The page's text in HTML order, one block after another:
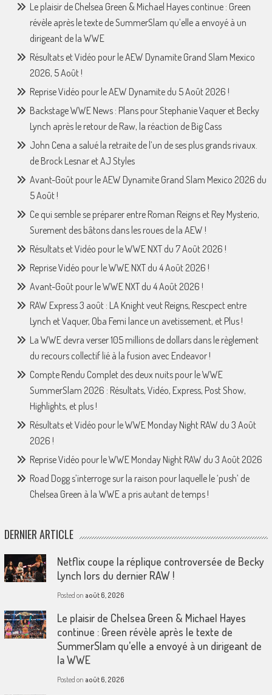
Le plaisir de Chelsea Green & Michael Hayes continue : Green
révèle après le texte de SummerSlam qu’elle a envoyé à un
dirigeant de la WWE
Résultats et Vidéo pour le AEW Dynamite Grand Slam Mexico
2026, 5 Août !
Reprise Vidéo pour le AEW Dynamite du 5 Août 2026 !
Backstage WWE News : Plans pour Stephanie Vaquer et Becky
Lynch après le retour de Raw, la réaction de Big Cass
John Cena a salué la retraite de l’un de ses plus grands rivaux.
de Brock Lesnar et AJ Styles
Avant-Goût pour le AEW Dynamite Grand Slam Mexico 2026 du
5 Août !
Ce qui semble se préparer entre Roman Reigns et Rey Mysterio,
Surement des bâtons dans les roues de la AEW !
Résultats et Vidéo pour le WWE NXT du 7 Août 2026 !
Reprise Vidéo pour le WWE NXT du 4 Août 2026 !
Avant-Goût pour le WWE NXT du 4 Août 2026 !
RAW Express 3 août : LA Knight veut Reigns, Rescpect entre
Lynch et Vaquer, Oba Femi lance un avetissement, et Plus !
La WWE devra verser 105 millions de dollars dans le règlement
du recours collectif lié à la fusion avec Endeavor !
Compte Rendu Complet des deux nuits pour le WWE
SummerSlam 2026 : Résultats, Vidéo, Express, Post Show,
Highlights, et plus !
Résultats et Vidéo pour le WWE Monday Night RAW du 3 Août
2026 !
Reprise Vidéo pour le WWE Monday Night RAW du 3 Août 2026
Road Dogg s’interroge sur la raison pour laquelle le ‘push’ de
Chelsea Green à la WWE a pris autant de temps !
DERNIER ARTICLE
Netflix coupe la réplique controversée de Becky
Lynch lors du dernier RAW !
Posted on août 6, 2026
Le plaisir de Chelsea Green & Michael Hayes
continue : Green révèle après le texte de
SummerSlam qu’elle a envoyé à un dirigeant de
la WWE
Posted on août 6, 2026